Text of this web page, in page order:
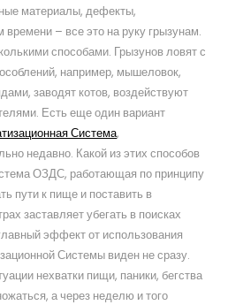
материалы, дефекты,
– все это на руку грызунам.
способами. Грызунов ловят с
например, мышеловок,
заводят котов, воздействуют
Есть еще один вариант
Система,
недавно. Какой из этих способов
ОЗДС, работающая по принципу
пути к пище и поставить в
заставляет убегать в поисках
эффект от использования
Системы виден не сразу.
нехватки пищи, паники, бегства
а через неделю и того